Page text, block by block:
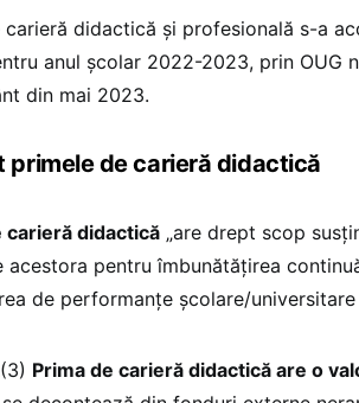
carieră didactică și profesională s-a
anul școlar 2022-2023, prin OUG
din mai 2023.
primele de carieră didactică
carieră didactică „are drept scop
acestora pentru îmbunătățirea
de performanțe școlare/
Prima de carieră didactică are o